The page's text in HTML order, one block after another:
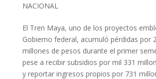
NACIONAL
El Tren Maya, uno de los proyectos
Gobierno federal, acumuló pérdidas por
millones de pesos durante el primer
pese a recibir subsidios por mil 331
y reportar ingresos propios por 731